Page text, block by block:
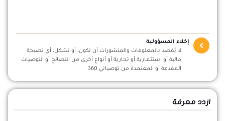
إخلاء المسؤولية
لا يُقصد بالمعلومات والمنشورات أن تكون، أو تشكل، أي نصيحة
مالية أو استثمارية أو تجارية أو أنواع أخرى من النصائح أو التوصيات
المقدمة أو المعتمدة من توصياتي 360
ازدد معرفة